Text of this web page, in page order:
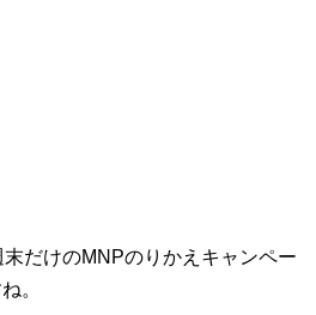
だけのMNPのりかえキャンペー
。